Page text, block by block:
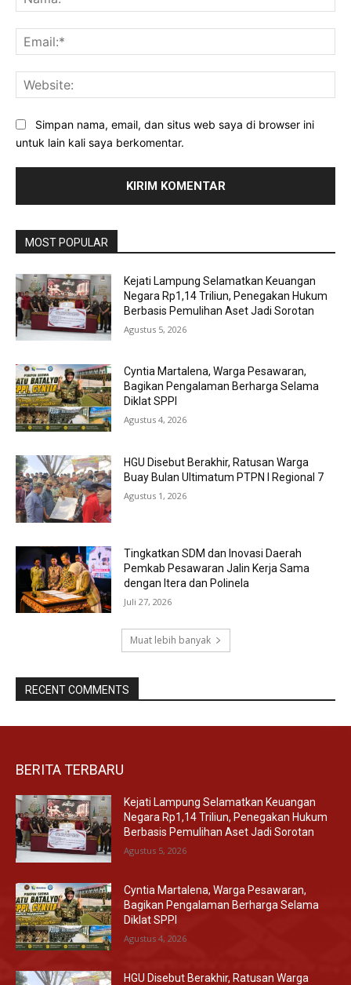
Simpan nama, email, dan situs web saya di browser ini
untuk lain kali saya berkomentar.
MOST POPULAR
Kejati Lampung Selamatkan Keuangan
Negara Rp1,14 Triliun, Penegakan Hukum
Berbasis Pemulihan Aset Jadi Sorotan
Agustus 5, 2026
Cyntia Martalena, Warga Pesawaran,
Bagikan Pengalaman Berharga Selama
Diklat SPPI
Agustus 4, 2026
HGU Disebut Berakhir, Ratusan Warga
Buay Bulan Ultimatum PTPN I Regional 7
Agustus 1, 2026
Tingkatkan SDM dan Inovasi Daerah
Pemkab Pesawaran Jalin Kerja Sama
dengan Itera dan Polinela
Juli 27, 2026
Muat lebih banyak
RECENT COMMENTS
BERITA TERBARU
Kejati Lampung Selamatkan Keuangan
Negara Rp1,14 Triliun, Penegakan Hukum
Berbasis Pemulihan Aset Jadi Sorotan
Agustus 5, 2026
Cyntia Martalena, Warga Pesawaran,
Bagikan Pengalaman Berharga Selama
Diklat SPPI
Agustus 4, 2026
HGU Disebut Berakhir, Ratusan Warga